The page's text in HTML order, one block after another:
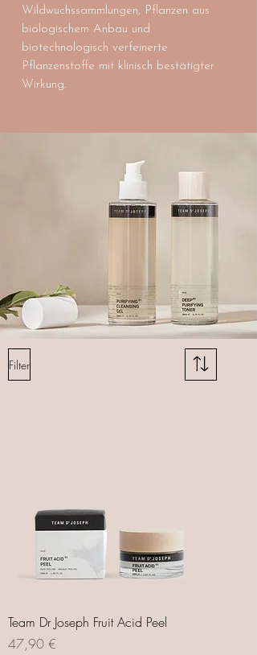
Wildwuchssammlungen, Pflanzen aus
biologischem Anbau und
biotechnologisch verfeinerte
Pflanzenstoffe mit klinisch bestätigter
Wirkung.
Filter
Team Dr Joseph Fruit Acid Peel
Preis
47,90 €